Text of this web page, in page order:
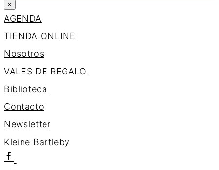
×
AGENDA
TIENDA ONLINE
Nosotros
VALES DE REGALO
Biblioteca
Contacto
Newsletter
Kleine Bartleby